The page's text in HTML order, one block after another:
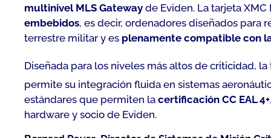
multinivel MLS Gateway de Eviden. La tarjeta
embebidos, es decir, ordenadores diseñados para
terrestre militar y es plenamente compatible con
Diseñada para los niveles más altos de criticidad,
permite su integración fluida en sistemas
estándares que permiten la certificación CC EAL 4+
hardware y socio de Eviden.